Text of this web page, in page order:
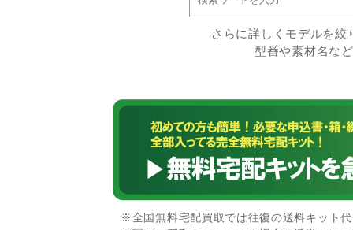
さらに詳しくモデルを
型番や素材名な
※全国無料宅配買取では往復の送料キット